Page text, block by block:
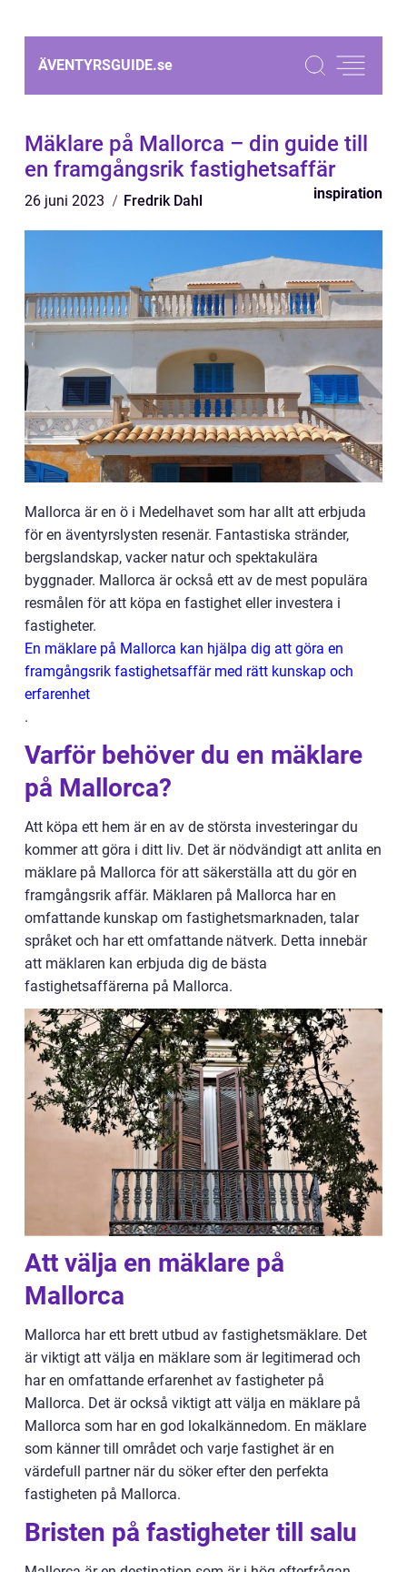
ÄVENTYRSGUIDE.se
Mäklare på Mallorca – din guide till
en framgångsrik fastighetsaffär
26 juni 2023 Fredrik Dahl inspiration
Mallorca är en ö i Medelhavet som har allt att erbjuda
för en äventyrslysten resenär. Fantastiska stränder,
bergslandskap, vacker natur och spektakulära
byggnader. Mallorca är också ett av de mest populära
resmålen för att köpa en fastighet eller investera i
fastigheter.
En mäklare på Mallorca kan hjälpa dig att göra en
framgångsrik fastighetsaffär med rätt kunskap och
erfarenhet
.
Varför behöver du en mäklare
på Mallorca?
Att köpa ett hem är en av de största investeringar du
kommer att göra i ditt liv. Det är nödvändigt att anlita en
mäklare på Mallorca för att säkerställa att du gör en
framgångsrik affär. Mäklaren på Mallorca har en
omfattande kunskap om fastighetsmarknaden, talar
språket och har ett omfattande nätverk. Detta innebär
att mäklaren kan erbjuda dig de bästa
fastighetsaffärerna på Mallorca.
Att välja en mäklare på
Mallorca
Mallorca har ett brett utbud av fastighetsmäklare. Det
är viktigt att välja en mäklare som är legitimerad och
har en omfattande erfarenhet av fastigheter på
Mallorca. Det är också viktigt att välja en mäklare på
Mallorca som har en god lokalkännedom. En mäklare
som känner till området och varje fastighet är en
värdefull partner när du söker efter den perfekta
fastigheten på Mallorca.
Bristen på fastigheter till salu